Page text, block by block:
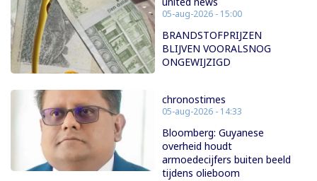
05-aug-2026 - 15:00
BRANDSTOFPRIJZEN
BLIJVEN VOORALSNOG
ONGEWIJZIGD
chronostimes
05-aug-2026 - 14:33
Bloomberg: Guyanese
overheid houdt
armoedecijfers buiten beeld
tijdens olieboom